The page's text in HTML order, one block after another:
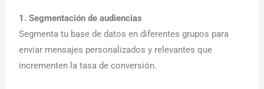
1. Segmentación de audiencias
Segmenta tu base de datos en diferentes grupos para
enviar mensajes personalizados y relevantes que
incrementen la tasa de conversión.